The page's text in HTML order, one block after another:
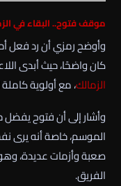
موقف فتوح.. البقاء في
وأوضح رمزي أن رد فعل
كان واضحًا، حيث أبدى
الزمالك، مع أولوية
وأشار إلى أن فتوح
الموسم، خاصة أنه يرى
صعبة وأزمات عديدة، وهو
الفريق.